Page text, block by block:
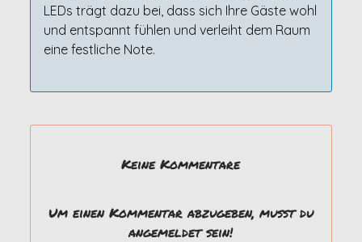
LEDs trägt dazu bei, dass sich Ihre Gäste wohl
und entspannt fühlen und verleiht dem Raum
eine festliche Note.
Keine Kommentare
Um einen Kommentar abzugeben, musst du
angemeldet sein!